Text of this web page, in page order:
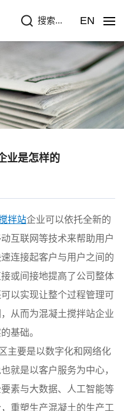
EN
搜索...
业是怎样的
拌站企业可以依托全新的
互联网等技术来帮助用户
连接起客户与用户之间的
或间接地提高了公司整体
以实现让整个过程管理可
从而为混凝土搅拌站企业
基础。
主要是以数字化和网络化
就是以客户服务为中心，
素与大数据、人工智能等
重塑生产混凝土的生产工